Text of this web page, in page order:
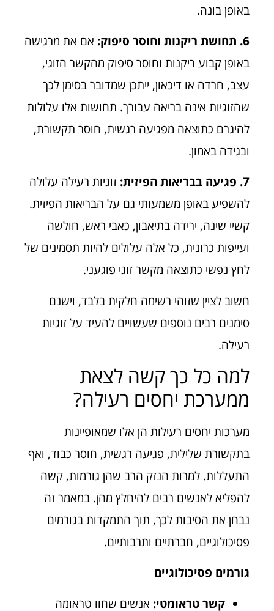
באופן בונה.
6. תחושת ריקנות וחוסר סיפוק:
אם את מרגישה
באופן קבוע ריקנות וחוסר סיפוק מהקשר הזוגי,
עצב, חרדה או דיכאון, ייתכן שמדובר בסימן לכך
שהזוגיות אינה בריאה עבורך. תחושות אלו עלולות
להיגרם כתוצאה מפגיעה רגשית, חוסר תקשורת,
ובגידה באמון.
7. פגיעה בבריאות הפיזית:
זוגיות רעילה עלולה
להשפיע באופן משמעותי גם על הבריאות הפיזית.
קשיי שינה, ירידה בתיאבון, כאבי ראש, חולשה
ועייפות כרונית, כל אלה עלולים להיות תסמינים של
לחץ נפשי כתוצאה מקשר זוגי פוגעני.
חשוב לציין שזוהי רשימה חלקית בלבד, וישנם
סימנים רבים נוספים שעשויים להעיד על זוגיות
רעילה.
למה כל כך קשה לצאת
ממערכת יחסים רעילה?
מערכות יחסים רעילות הן אלו שמאופיינות
בתקשורת שלילית, פגיעה רגשית, חוסר כבוד, ואף
התעללות. למרות הנזק הרב שהן גורמות, קשה
להפליא לאנשים רבים להיחלץ מהן. במאמר זה
נבחן את הסיבות לכך, תוך התמקדות בגורמים
פסיכולוגיים, חברתיים ותרבותיים.
גורמים פסיכולוגיים
קשר טראומטי: אנשים שחוו טראומה